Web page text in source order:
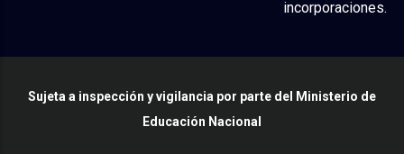
incorporaciones.
Sujeta a inspección y vigilancia por parte del Ministerio de
Educación Nacional